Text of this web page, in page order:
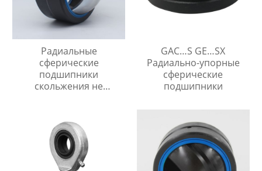
Радиальные
сферические
подшипники
скольжения не
обслуживания
GAC…S GE…SX
Радиально-упорные
сферические
подшипники